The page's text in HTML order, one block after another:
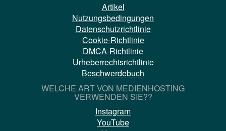
Artikel
Nutzungsbedingungen
Datenschutzrichtlinie
Cookie-Richtlinie
DMCA-Richtlinie
Urheberrechtsrichtlinie
Beschwerdebuch
WELCHE ART VON MEDIENHOSTING
VERWENDEN SIE??
Instagram
YouTube